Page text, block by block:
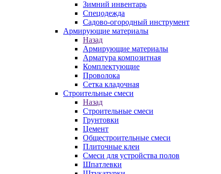
Зимний инвентарь
Спецодежда
Садово-огородный инструмент
Армирующие материалы
Назад
Армирующие материалы
Арматура композитная
Комплектующие
Проволока
Сетка кладочная
Строительные смеси
Назад
Строительные смеси
Грунтовки
Цемент
Общестроительные смеси
Плиточные клеи
Смеси для устройства полов
Шпатлевки